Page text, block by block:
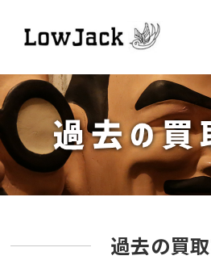
過去の買